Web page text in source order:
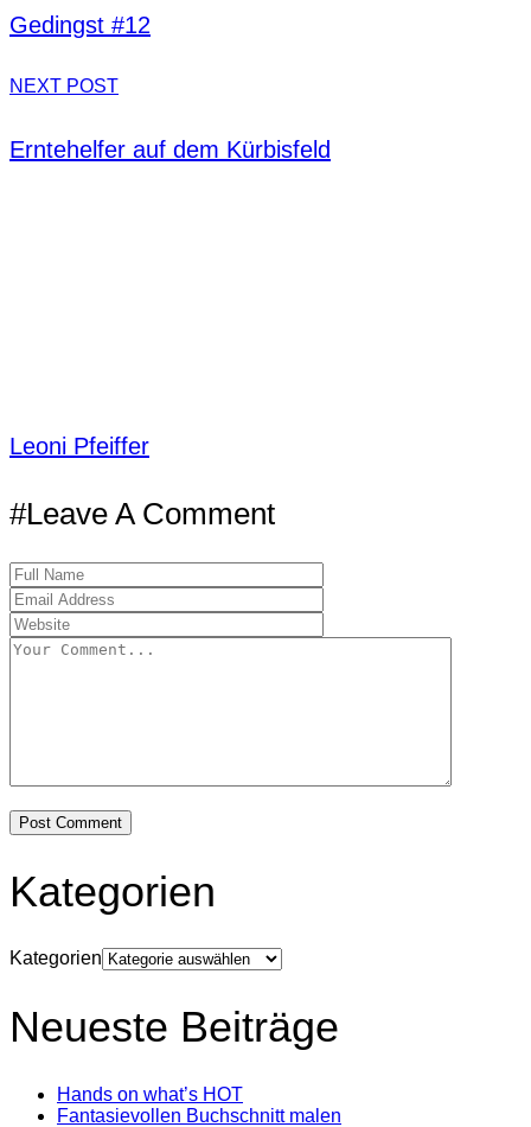
Gedingst #12
NEXT POST
Erntehelfer auf dem Kürbisfeld
Leoni Pfeiffer
#Leave A Comment
Kategorien
Kategorien
Neueste Beiträge
Hands on what’s HOT
Fantasievollen Buchschnitt malen